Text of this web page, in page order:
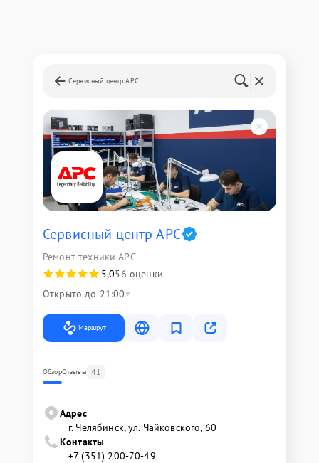
Сервисный центр APC
Сервисный центр APC
Ремонт техники APC
5,056 оценки
Открыто до 21:00
Маршрут
ОбзорОтзывы 41
Адрес
г. Челябинск, ул. Чайковского, 60
Контакты
+7 (351) 200-70-49